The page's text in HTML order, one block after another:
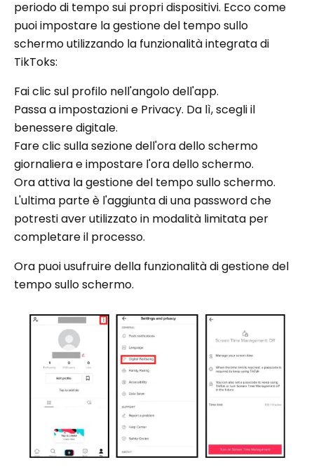
periodo di tempo sui propri dispositivi. Ecco come
puoi impostare la gestione del tempo sullo
schermo utilizzando la funzionalità integrata di
TikToks:
Fai clic sul profilo nell'angolo dell'app.
Passa a impostazioni e Privacy. Da lì, scegli il
benessere digitale.
Fare clic sulla sezione dell'ora dello schermo
giornaliera e impostare l'ora dello schermo.
Ora attiva la gestione del tempo sullo schermo.
L'ultima parte è l'aggiunta di una password che
potresti aver utilizzato in modalità limitata per
completare il processo.
Ora puoi usufruire della funzionalità di gestione del
tempo sullo schermo.